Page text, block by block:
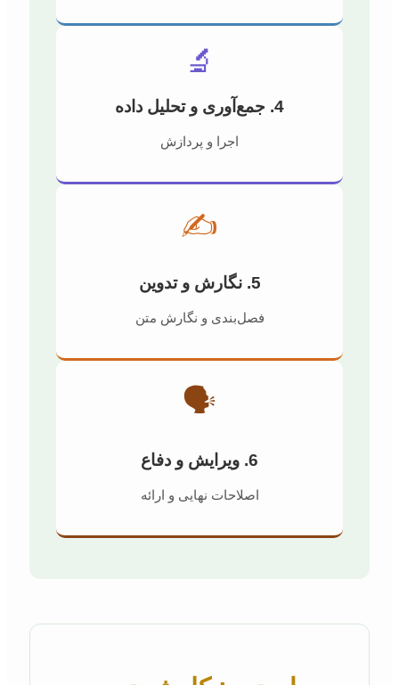
🔬
4. جمع‌آوری و تحلیل داده
اجرا و پردازش
✍️
5. نگارش و تدوین
فصل‌بندی و نگارش متن
🗣️
6. ویرایش و دفاع
اصلاحات نهایی و ارائه